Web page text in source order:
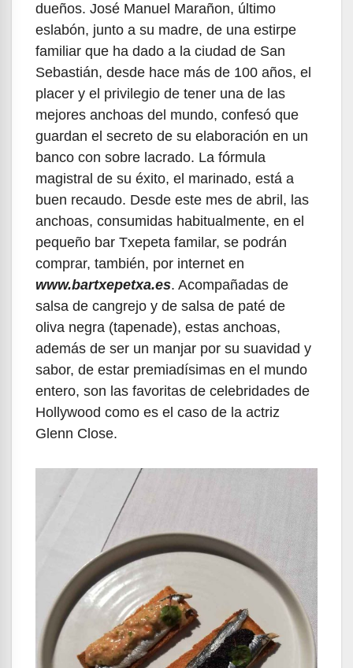
dueños. José Manuel Marañon, último
eslabón, junto a su madre, de una estirpe
familiar que ha dado a la ciudad de San
Sebastián, desde hace más de 100 años, el
placer y el privilegio de tener una de las
mejores anchoas del mundo, confesó que
guardan el secreto de su elaboración en un
banco con sobre lacrado. La fórmula
magistral de su éxito, el marinado, está a
buen recaudo. Desde este mes de abril, las
anchoas, consumidas habitualmente, en el
pequeño bar Txepeta familar, se podrán
comprar, también, por internet en
www.bartxepetxa.es. Acompañadas de
salsa de cangrejo y de salsa de paté de
oliva negra (tapenade), estas anchoas,
además de ser un manjar por su suavidad y
sabor, de estar premiadísimas en el mundo
entero, son las favoritas de celebridades de
Hollywood como es el caso de la actriz
Glenn Close.